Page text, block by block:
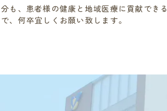
も、患者様の健康と地域医療に貢献でき
、何卒宜しくお願い致します。